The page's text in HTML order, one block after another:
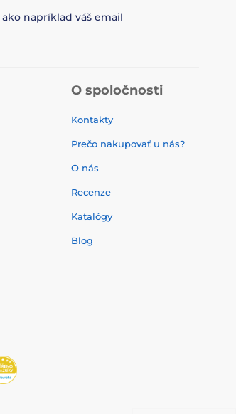
ako napríklad váš email
O spoločnosti
Kontakty
Prečo nakupovať u nás?
O nás
Recenze
Katalógy
Blog